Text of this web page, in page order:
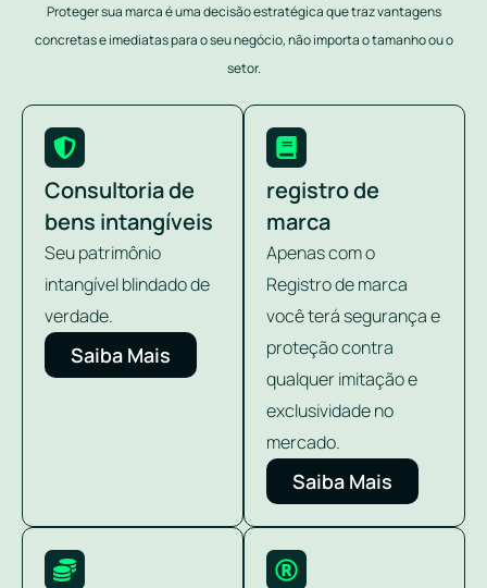
Proteger sua marca é uma decisão estratégica que traz vantagens
concretas e imediatas para o seu negócio, não importa o tamanho ou o
setor.
Consultoria de
bens intangíveis
Seu patrimônio
intangível blindado de
verdade.
Saiba Mais
registro de
marca
Apenas com o
Registro de marca
você terá segurança e
proteção contra
qualquer imitação e
exclusividade no
mercado.
Saiba Mais